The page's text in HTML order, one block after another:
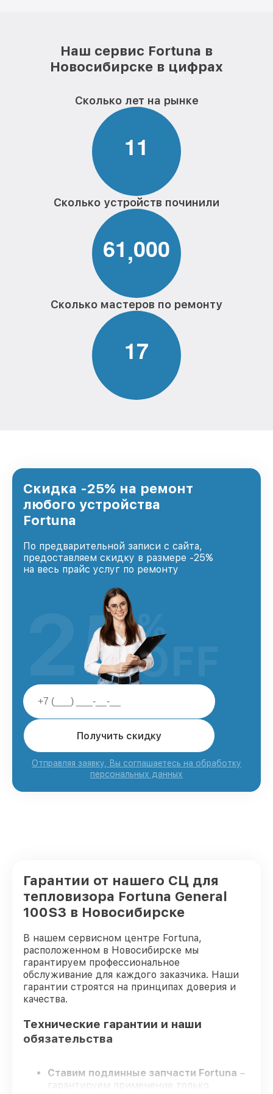
Наш сервис Fortuna в
Новосибирске в цифрах
Сколько лет на рынке
11
Сколько устройств починили
61,000
Сколько мастеров по ремонту
17
Скидка -25% на ремонт
любого устройства
Fortuna
По предварительной записи с сайта,
предоставляем скидку в размере -25%
на весь прайс услуг по ремонту
Получить скидку
Отправляя заявку, Вы соглашаетесь на обработку
персональных данных
25%
OFF
Гарантии от нашего СЦ для
тепловизора Fortuna General
100S3 в Новосибирске
В нашем сервисном центре Fortuna,
расположенном в Новосибирске мы
гарантируем профессиональное
обслуживание для каждого заказчика. Наши
гарантии строятся на принципах доверия и
качества.
Технические гарантии и наши
обязательства
Ставим подлинные запчасти Fortuna –
гарантируем применение только